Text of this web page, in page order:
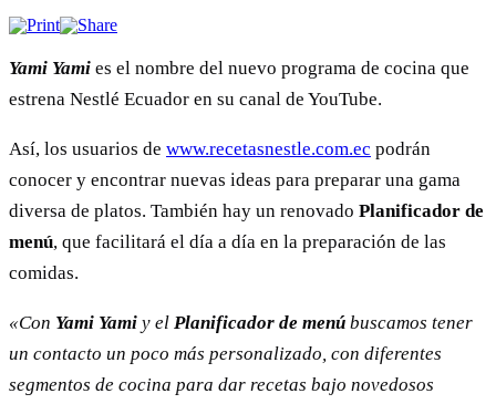
Yami Yami es el nombre del nuevo programa de cocina que
estrena Nestlé Ecuador en su canal de YouTube.
Así, los usuarios de www.recetasnestle.com.ec podrán
conocer y encontrar nuevas ideas para preparar una gama
diversa de platos. También hay un renovado Planificador de
menú, que facilitará el día a día en la preparación de las
comidas.
«Con Yami Yami y el Planificador de menú buscamos tener
un contacto un poco más personalizado, con diferentes
segmentos de cocina para dar recetas bajo novedosos